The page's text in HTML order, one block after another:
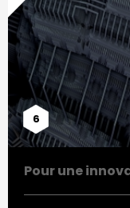
6
Pour une